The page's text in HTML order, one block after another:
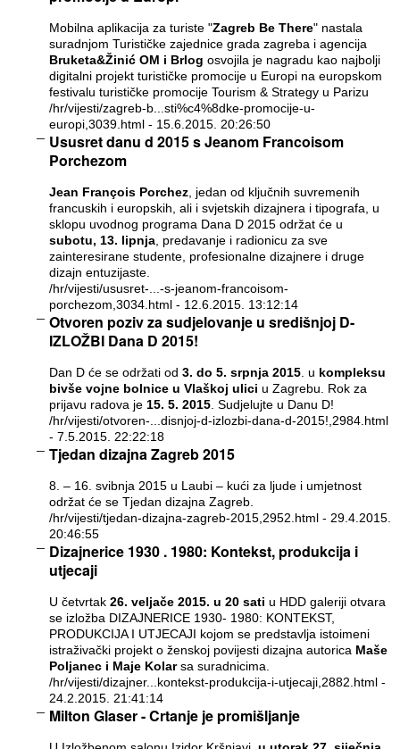
Mobilna aplikacija za turiste "Zagreb Be There" nastala
suradnjom Turističke zajednice grada zagreba i agencija
Bruketa&Žinić OM i Brlog osvojila je nagradu kao najbolji
digitalni projekt turističke promocije u Europi na europskom
festivalu turističke promocije Tourism & Strategy u Parizu
/hr/vijesti/zagreb-b...sti%c4%8dke-promocije-u-
europi,3039.html- 15.6.2015. 20:26:50
Ususret danu d 2015 s Jeanom Francoisom
Porchezom
Jean François Porchez, jedan od ključnih suvremenih
francuskih i europskih, ali i svjetskih dizajnera i tipografa, u
sklopu uvodnog programa Dana D 2015 održat će u
subotu, 13. lipnja, predavanje i radionicu za sve
zainteresirane studente, profesionalne dizajnere i druge
dizajn entuzijaste.
/hr/vijesti/ususret-...-s-jeanom-francoisom-
porchezom,3034.html- 12.6.2015. 13:12:14
Otvoren poziv za sudjelovanje u središnjoj D-
IZLOŽBI Dana D 2015!
Dan D će se održati od 3. do 5. srpnja 2015. u kompleksu
bivše vojne bolnice u Vlaškoj ulici u Zagrebu. Rok za
prijavu radova je 15. 5. 2015. Sudjelujte u Danu D!
/hr/vijesti/otvoren-...disnjoj-d-izlozbi-dana-d-2015!,2984.html
- 7.5.2015. 22:22:18
Tjedan dizajna Zagreb 2015
8. – 16. svibnja 2015 u Laubi – kući za ljude i umjetnost
održat će se Tjedan dizajna Zagreb.
/hr/vijesti/tjedan-dizajna-zagreb-2015,2952.html- 29.4.2015.
20:46:55
Dizajnerice 1930 . 1980: Kontekst, produkcija i
utjecaji
U četvrtak 26. veljače 2015. u 20 sati u HDD galeriji otvara
se izložba DIZAJNERICE 1930- 1980: KONTEKST,
PRODUKCIJA I UTJECAJI kojom se predstavlja istoimeni
istraživački projekt o ženskoj povijesti dizajna autorica Maše
Poljanec i Maje Kolarsa suradnicima.
/hr/vijesti/dizajner...kontekst-produkcija-i-utjecaji,2882.html-
24.2.2015. 21:41:14
Milton Glaser - Crtanje je promišljanje